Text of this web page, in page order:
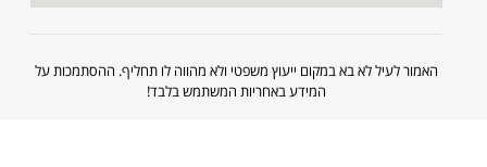
האמור לעיל לא בא במקום ייעוץ משפטי ולא מהווה לו תחליף. ההסתמכות על
המידע באחריות המשתמש בלבד!